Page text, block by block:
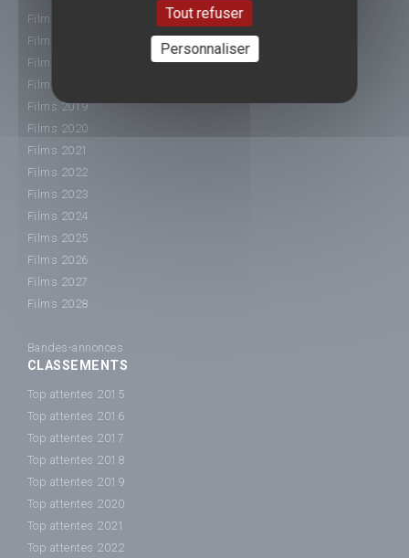
Films 2015
Films 2016
Films 2017
Films 2018
Films 2019
Films 2020
Films 2021
Films 2022
Films 2023
Films 2024
Films 2025
Films 2026
Films 2027
Films 2028
Bandes-annonces
CLASSEMENTS
Top attentes 2015
Top attentes 2016
Top attentes 2017
Top attentes 2018
Top attentes 2019
Top attentes 2020
Top attentes 2021
Top attentes 2022
Tout refuser
Personnaliser